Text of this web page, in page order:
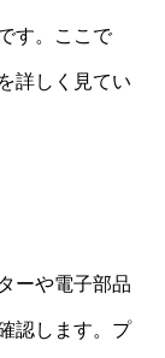
す。ここで
詳しく見てい
ーや電子部品
認します。プ